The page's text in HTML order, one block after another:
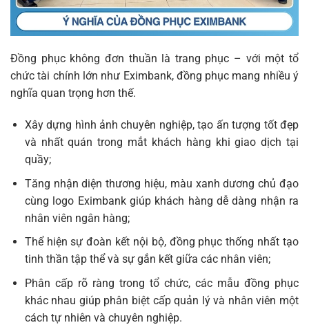
Đồng phục không đơn thuần là trang phục – với một tổ
chức tài chính lớn như Eximbank, đồng phục mang nhiều ý
nghĩa quan trọng hơn thế.
Xây dựng hình ảnh chuyên nghiệp, tạo ấn tượng tốt đẹp
và nhất quán trong mắt khách hàng khi giao dịch tại
quầy;
Tăng nhận diện thương hiệu, màu xanh dương chủ đạo
cùng logo Eximbank giúp khách hàng dễ dàng nhận ra
nhân viên ngân hàng;
Thể hiện sự đoàn kết nội bộ, đồng phục thống nhất tạo
tinh thần tập thể và sự gắn kết giữa các nhân viên;
Phân cấp rõ ràng trong tổ chức, các mẫu đồng phục
khác nhau giúp phân biệt cấp quản lý và nhân viên một
cách tự nhiên và chuyên nghiệp.